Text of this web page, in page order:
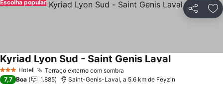
Partilhar
Escolha popular
3 EstrelasHotel Terraço externo com sombra
Kyriad Lyon Sud - Saint Genis LavalVer preços
7,7 Boa 1.885 Saint-Genis-Laval, a 5.6 km de Feyzin